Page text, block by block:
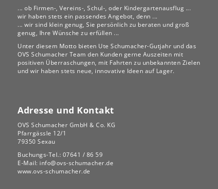
Reise finden
... ob Firmen-, Vereins-, Schul-, oder Kindergartenausflug ...
wir haben stets ein passendes Angebot, denn ...
... wir sind klein genug, Sie persönlich zu beraten und groß
genug, Ihre Wünsche zu erfüllen ...
Unter diesem Motto bieten Ute Schumacher-Gutjahr und das
OVS Schumacher Team den Kunden gerne Auszeiten mit
positiven Überraschungen, mit Fahrten zu unbekannten Zielen
und wir haben stets neue, innovative Ideen auf Lager.
Adresse und Kontakt
OVS Schumacher GmbH & Co. KG
Pfarrgässle 12/1
79350 Sexau
Buchungs-Tel.: 07641 / 86 59
E-Mail: info@ovs-schumacher.de
www.ovs-schumacher.de